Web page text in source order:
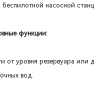
насосной
функции:
от уровня резервуара
вод.